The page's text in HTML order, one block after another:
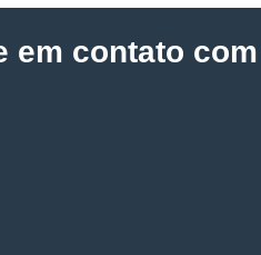
em contato